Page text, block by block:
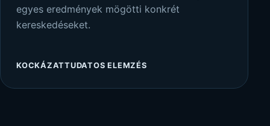
egyes eredmények mögötti konkrét
kereskedéseket.
KOCKÁZATTUDATOS ELEMZÉS